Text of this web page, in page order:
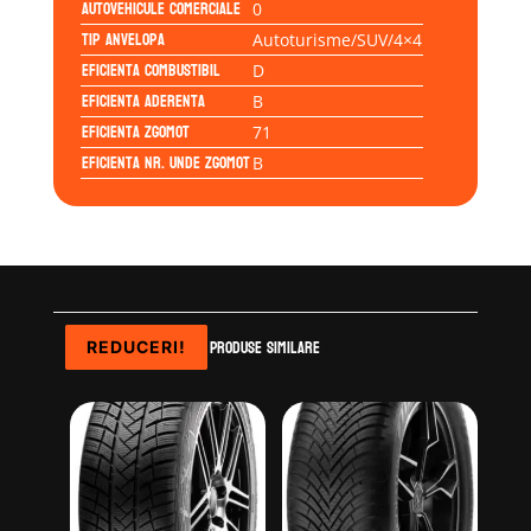
Autovehicule comerciale 0
Tip anvelopa Autoturisme/SUV/4×4
Eficienta Combustibil D
Eficienta Aderenta B
Eficienta Zgomot 71
Eficienta Nr. Unde ZgomotB
Produse similare
REDUCERI!
REDUCERI!
REDUCERI!
REDUCERI!